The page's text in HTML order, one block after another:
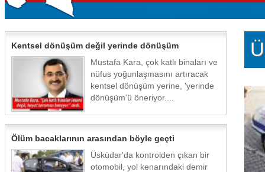
Kentsel dönüşüm değil yerinde dönüşüm
Mustafa Kara, çok katlı binaları ve
nüfus yoğunlaşmasını artıracak
kentsel dönüşüm yerine, 'yerinde
dönüşüm'ü öneriyor....
Ölüm bacaklarının arasından böyle geçti
Üsküdar'da kontrolden çıkan bir
otomobil, yol kenarındaki demir